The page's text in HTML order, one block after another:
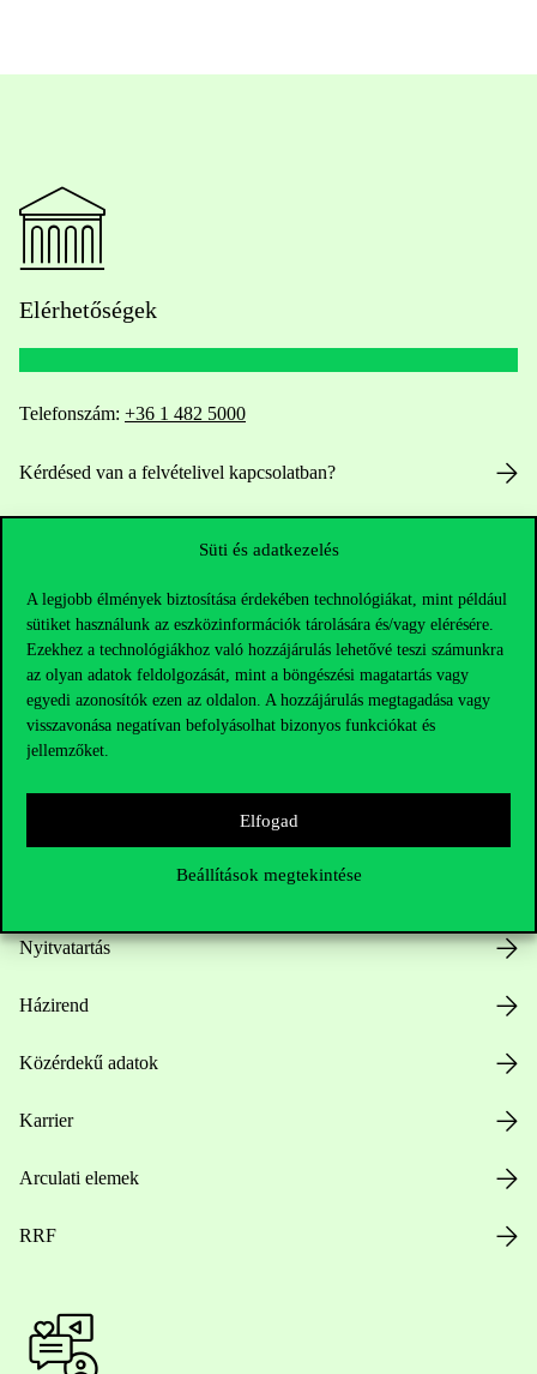
Süti és adatkezelés
A legjobb élmények biztosítása érdekében technológiákat, mint például
sütiket használunk az eszközinformációk tárolására és/vagy elérésére.
Ezekhez a technológiákhoz való hozzájárulás lehetővé teszi számunkra
az olyan adatok feldolgozását, mint a böngészési magatartás vagy
egyedi azonosítók ezen az oldalon. A hozzájárulás megtagadása vagy
visszavonása negatívan befolyásolhat bizonyos funkciókat és
jellemzőket.
Elfogad
Beállítások megtekintése
Elérhetőségek
Telefonszám: +36 1 482 5000
Kérdésed van a felvételivel kapcsolatban?
Sajtó:press@uni-corvinus.hu
Hasznos linkek
Nyitvatartás
Házirend
Közérdekű adatok
Karrier
Arculati elemek
RRF